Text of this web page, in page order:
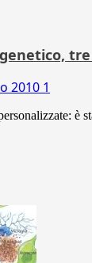
2010 1
è